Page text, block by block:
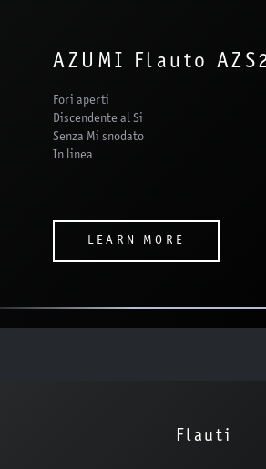
AZUMI Flauto
Fori aperti
Discendente al Si
Senza Mi snodato
In linea
LEARN MORE
Flauti